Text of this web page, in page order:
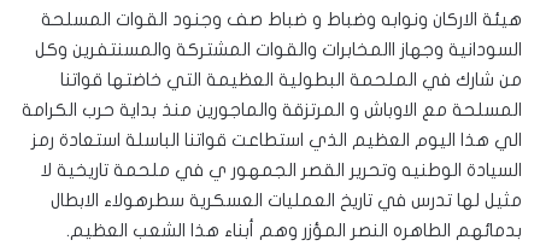
هيئة الاركان ونوابه وضباط و ضباط صف وجنود القوات المسلحة
السودانية وجهاز االمخابرات والقوات المشتركة والمسنتفرين وكل
من شارك في الملحمة البطولية العظيمة التي خاضتها قواتنا
المسلحة مع الاوباش و المرتزقة والماجورين منذ بداية حرب الكرامة
الي هذا اليوم العظيم الذي استطاعت قواتنا الباسلة استعادة رمز
السيادة الوطنيه وتحرير القصر الجمهور ي في ملحمة تاريخية لا
مثيل لها تدرس في تاريخ العمليات العسكرية سطرهولاء الابطال
بدمائهم الطاهره النصر المؤزر وهم أبناء هذا الشعب العظيم.